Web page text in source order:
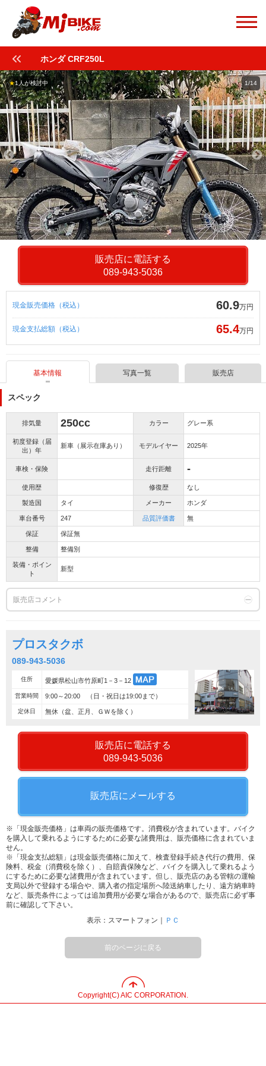
ホンダ CRF250L
1/14
★1人が検討中
販売店に電話する
089-943-5036
現金販売価格（税込） 60.9万円
現金支払総額（税込） 65.4万円
基本情報 写真一覧 販売店
スペック
排気量 250cc カラー グレー系
初度登録（届
出）年
新車（展示在庫あり） モデルイヤー 2025年
車検・保険 走行距離 -
使用歴 修復歴 なし
製造国 タイ メーカー ホンダ
車台番号 247 品質評価書 無
保証 保証無
整備 整備別
装備・ポイン
ト
新型
販売店コメント
プロスタクボ
089-943-5036
住所 愛媛県松山市竹原町1－3－12
営業時間 9:00～20:00 （日・祝日は19:00まで）
定休日 無休（盆、正月、ＧＷを除く）
販売店に電話する
089-943-5036
販売店にメールする
※「現金販売価格」は車両の販売価格です。消費税が含まれています。バイク
を購入して乗れるようにするために必要な諸費用は、販売価格に含まれていま
せん。
※「現金支払総額」は現金販売価格に加えて、検査登録手続き代行の費用、保
険料、税金（消費税を除く）、自賠責保険など、バイクを購入して乗れるよう
にするために必要な諸費用が含まれています。但し、販売店のある管轄の運輸
支局以外で登録する場合や、購入者の指定場所へ陸送納車したり、遠方納車時
など、販売条件によっては追加費用が必要な場合があるので、販売店に必ず事
前に確認して下さい。
表示：スマートフォン｜
ＰＣ
前のページに戻る
Copyright(C) AIC CORPORATION.